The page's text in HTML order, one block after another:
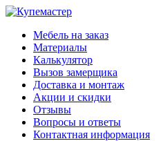
Мебель на заказ
Материалы
Калькулятор
Вызов замерщика
Доставка и монтаж
Акции и скидки
Отзывы
Вопросы и ответы
Контактная информация